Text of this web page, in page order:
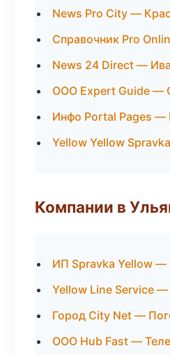
News Pro City —
Справочник Pro
News 24 Direct —
ООО Expert Guide —
Инфо Portal Pages —
Yellow Yellow
Компании в
ИП Spravka Yellow
Yellow Line Service —
Город City Net —
ООО Hub Fast —